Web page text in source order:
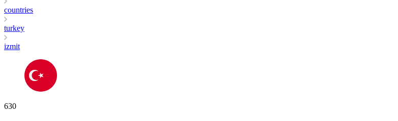
countries
turkey
izmit
630